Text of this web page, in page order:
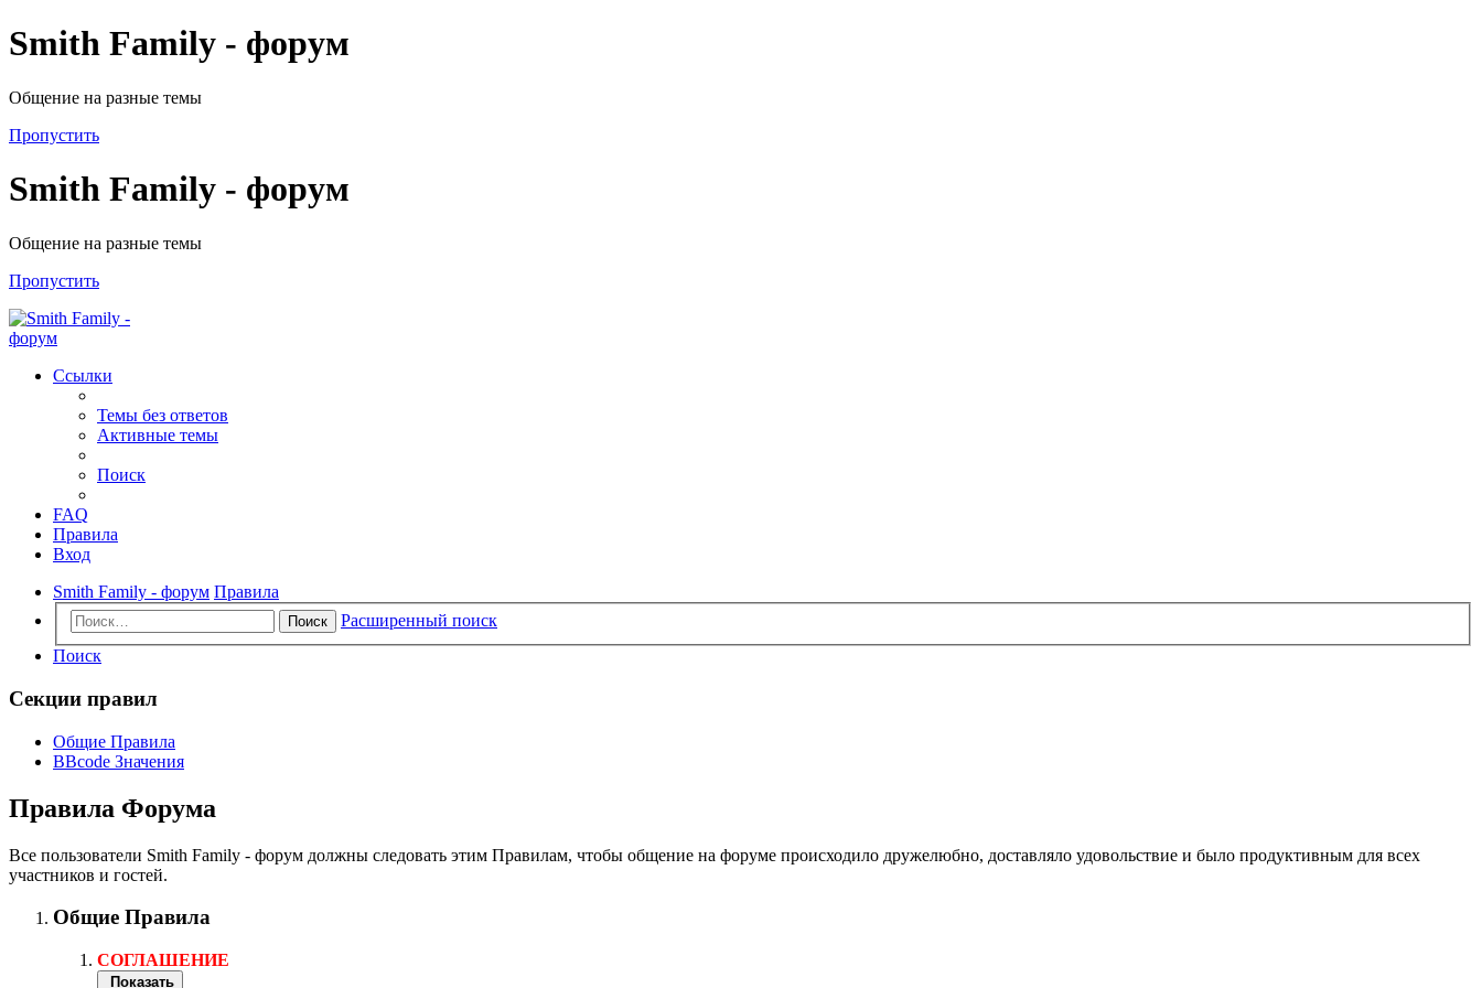
Smith Family - форум
Общение на разные темы
Пропустить
Smith Family - форум
Общение на разные темы
Пропустить
Ссылки
Темы без ответов
Активные темы
Поиск
FAQ
Правила
Вход
Smith Family - форум Правила
Поиск
Расширенный поиск
Поиск
Секции правил
Общие Правила
BBcode Значения
Правила Форума
Все пользователи Smith Family - форум должны следовать этим Правилам, чтобы общение на форуме происходило дружелюбно, доставляло удовольствие и было продуктивным для всех
участников и гостей.
Общие Правила
СОГЛАШЕНИЕ
Показать